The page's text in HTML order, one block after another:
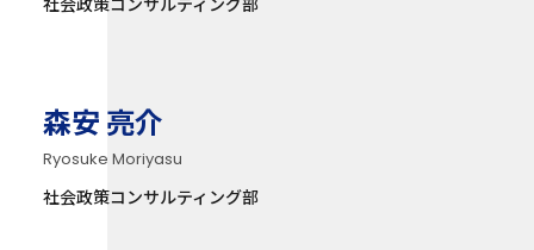
森安 亮介
Ryosuke Moriyasu
社会政策コンサルティング部